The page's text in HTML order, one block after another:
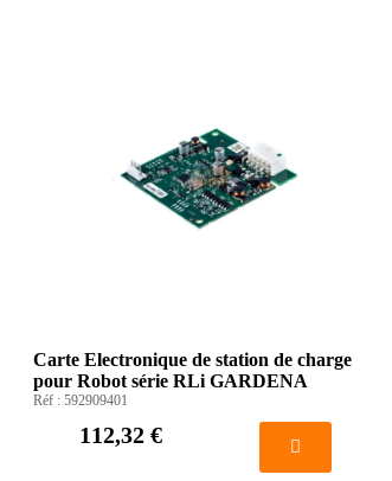
Carte Electronique de station de charge
pour Robot série RLi GARDENA
Réf : 592909401
112,32 €